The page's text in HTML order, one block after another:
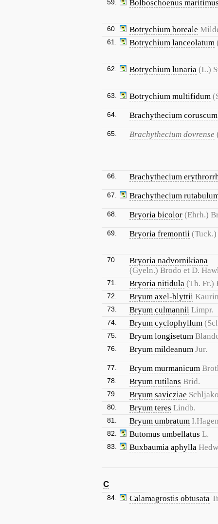
59. Bolboschoenus
60. Botrychium boreale
61. Botrychium lanceolatum
62. Botrychium lunaria (L.)
63. Botrychium multifidum
64. Brachythecium coruscum
65. Brachythecium dovrense
66. Brachythecium
67. Brachythecium
68. Bryoria bicolor (Ehrh.)
69. Bryoria fremontii (Tuck.)
70.
Bryoria nadvornikiana
(Gyeln.) Brodo et D.
71. Bryoria nitidula (Th. Fr.)
72. Bryum axel-blyttii
73. Bryum culmannii Limpr.
74. Bryum cyclophyllum
75. Bryum longisetum
76. Bryum mildeanum Jur.
77. Bryum murmanicum
78. Bryum rutilans Brid.
79. Bryum savicziae
80. Bryum teres Lindb.
81. Bryum umbratum
82. Butomus umbellatus L.
83. Buxbaumia aphylla
C
84. Calamagrostis obtusata